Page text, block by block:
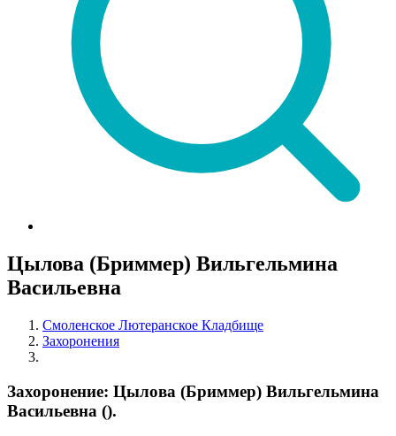
Цылова (Бриммер) Вильгельмина
Васильевна
Смоленское Лютеранское Кладбище
Захоронения
Захоронение: Цылова (Бриммер) Вильгельмина
Васильевна ().